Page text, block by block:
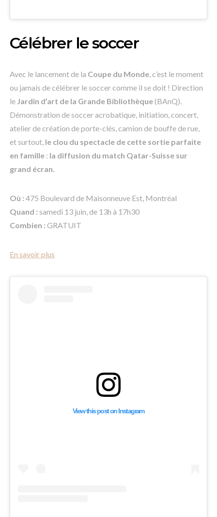
Célébrer le soccer
Avec le lancement de la Coupe du Monde, c’est le moment
ou jamais de célébrer le soccer comme il se doit ! Direction
le Jardin d’art de la Grande Bibliothèque(BAnQ).
Démonstration de soccer acrobatique, initiation, concert,
atelier de création de porte-clés, camion de bouffe de rue,
et surtout, le clou du spectacle de cette sortie parfaite
en famille : la diffusion du match Qatar-Suisse sur
grand écran.
Où : 475 Boulevard de Maisonneuve Est, Montréal
Quand : samedi 13 juin, de 13h à 17h30
Combien : GRATUIT
En savoir plus
View this post on Instagram